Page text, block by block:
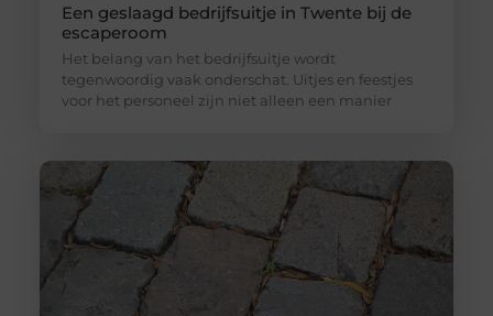
Een geslaagd bedrijfsuitje in Twente bij de
escaperoom
Het belang van het bedrijfsuitje wordt
tegenwoordig vaak onderschat. Uitjes en feestjes
voor het personeel zijn niet alleen een manier